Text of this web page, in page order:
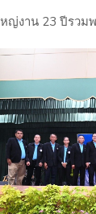
งาน 23 ปีรวม